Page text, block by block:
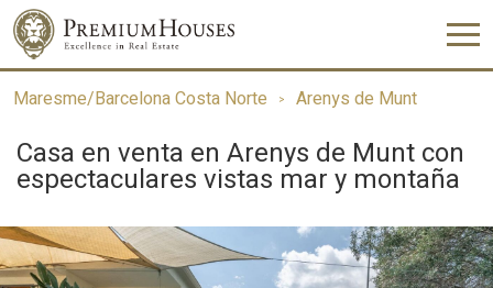
Maresme/Barcelona Costa Norte Arenys de Munt
Casa en venta en Arenys de Munt con
espectaculares vistas mar y montaña